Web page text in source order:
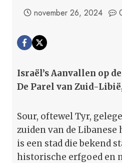
november 26, 2024
Israël’s Aanvallen op
De Parel van Zuid-
Sour, oftewel Tyr,
zuiden van de Libanese
is een stad die bekend
historische erfgoed en